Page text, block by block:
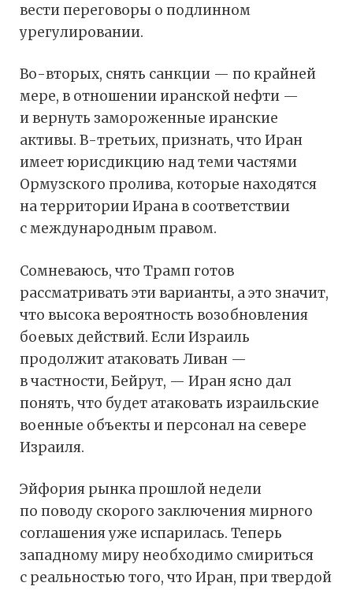
вести переговоры о подлинном
урегулировании.
Во-вторых, снять санкции — по крайней
мере, в отношении иранской нефти —
и вернуть замороженные иранские
активы. В-третьих, признать, что Иран
имеет юрисдикцию над теми частями
Ормузского пролива, которые находятся
на территории Ирана в соответствии
с международным правом.
Сомневаюсь, что Трамп готов
рассматривать эти варианты, а это значит,
что высока вероятность возобновления
боевых действий. Если Израиль
продолжит атаковать Ливан —
в частности, Бейрут, — Иран ясно дал
понять, что будет атаковать израильские
военные объекты и персонал на севере
Израиля.
Эйфория рынка прошлой недели
по поводу скорого заключения мирного
соглашения уже испарилась. Теперь
западному миру необходимо смириться
с реальностью того, что Иран, при твердой